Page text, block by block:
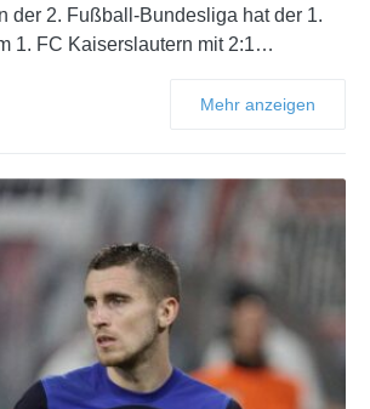
der 2. Fußball-Bundesliga hat der 1.
1. FC Kaiserslautern mit 2:1…
Mehr anzeigen